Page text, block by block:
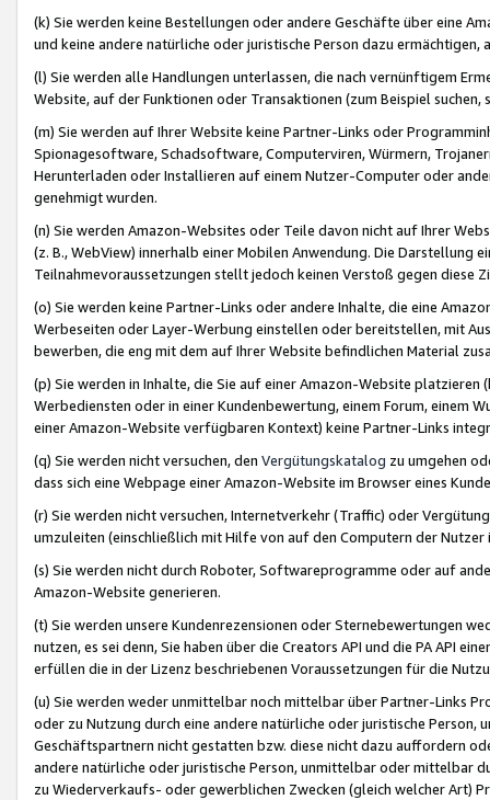
(k) Sie werden keine Bestellungen oder andere Geschäfte über eine
und keine andere natürliche oder juristische Person dazu
(l) Sie werden alle Handlungen unterlassen, die nach vernünftigem
Website, auf der Funktionen oder Transaktionen (zum Beispiel
(m) Sie werden auf Ihrer Website keine Partner-Links oder
Spionagesoftware, Schadsoftware, Computerviren, Würmern,
Herunterladen oder Installieren auf einem Nutzer-Computer oder
genehmigt wurden.
(n) Sie werden Amazon-Websites oder Teile davon nicht auf Ihrer
(z. B., WebView) innerhalb einer Mobilen Anwendung. Die Darstellung
Teilnahmevoraussetzungen stellt jedoch keinen Verstoß gegen diese
(o) Sie werden keine Partner-Links oder andere Inhalte, die eine
Werbeseiten oder Layer-Werbung einstellen oder bereitstellen, mit
bewerben, die eng mit dem auf Ihrer Website befindlichen Material
(p) Sie werden in Inhalte, die Sie auf einer Amazon-Website
Werbediensten oder in einer Kundenbewertung, einem Forum, einem
einer Amazon-Website verfügbaren Kontext) keine Partner-Links
(q) Sie werden nicht versuchen, den Vergütungskatalog zu umgehen
dass sich eine Webpage einer Amazon-Website im Browser eines
(r) Sie werden nicht versuchen, Internetverkehr (Traffic) oder
umzuleiten (einschließlich mit Hilfe von auf den Computern der
(s) Sie werden nicht durch Roboter, Softwareprogramme oder auf
Amazon-Website generieren.
(t) Sie werden unsere Kundenrezensionen oder Sternebewertungen
nutzen, es sei denn, Sie haben über die Creators API und die PA API
erfüllen die in der Lizenz beschriebenen Voraussetzungen für die
(u) Sie werden weder unmittelbar noch mittelbar über Partner-Links
oder zu Nutzung durch eine andere natürliche oder juristische
Geschäftspartnern nicht gestatten bzw. diese nicht dazu auffordern
andere natürliche oder juristische Person, unmittelbar oder mittelbar
zu Wiederverkaufs- oder gewerblichen Zwecken (gleich welcher Art)